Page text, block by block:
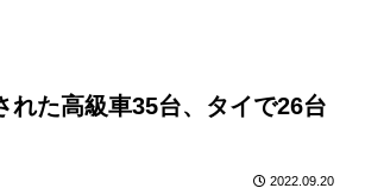
れた高級車35台、タイで26台
2022.09.20